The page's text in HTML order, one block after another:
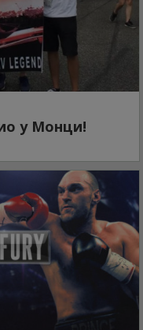
у Монци!